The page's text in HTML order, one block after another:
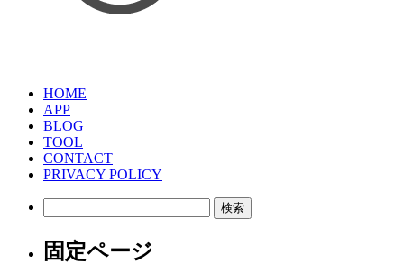
HOME
APP
BLOG
TOOL
CONTACT
PRIVACY POLICY
固定ページ